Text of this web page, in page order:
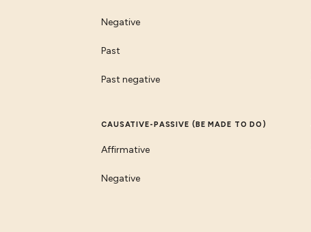
Negative
Past
Past negative
CAUSATIVE-PASSIVE (BE MADE TO DO)
Affirmative
Negative